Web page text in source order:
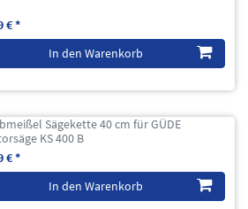
€ *
In den Warenkorb
Sägekette 40 cm für GÜDE
KS 400 B
€ *
In den Warenkorb